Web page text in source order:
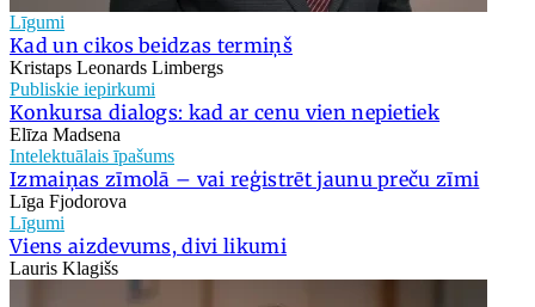
Līgumi
Kad un cikos beidzas termiņš
Kristaps Leonards Limbergs
Publiskie iepirkumi
Konkursa dialogs: kad ar cenu vien nepietiek
Elīza Madsena
Intelektuālais īpašums
Izmaiņas zīmolā – vai reģistrēt jaunu preču zīmi
Līga Fjodorova
Līgumi
Viens aizdevums, divi likumi
Lauris Klagišs